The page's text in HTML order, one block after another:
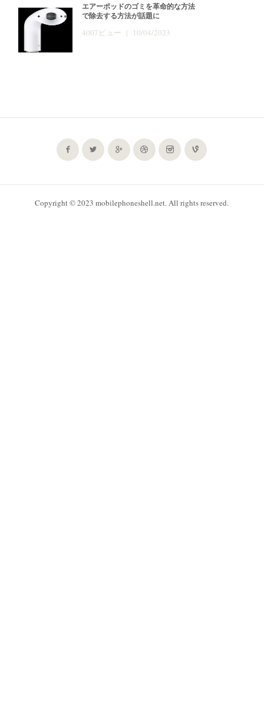
エアーポッドのゴミを革命的な方法
で除去する方法が話題に
4007ビュー | 10/04/2023
Copyright © 2023 mobilephoneshell.net. All rights reserved.